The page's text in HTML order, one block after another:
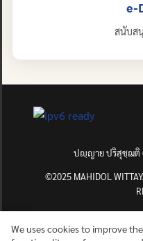
e-
สนับส
ปญฺญาย ปริสุชฺฌติ
©2025 MAHIDOL
We uses cookies to improve the